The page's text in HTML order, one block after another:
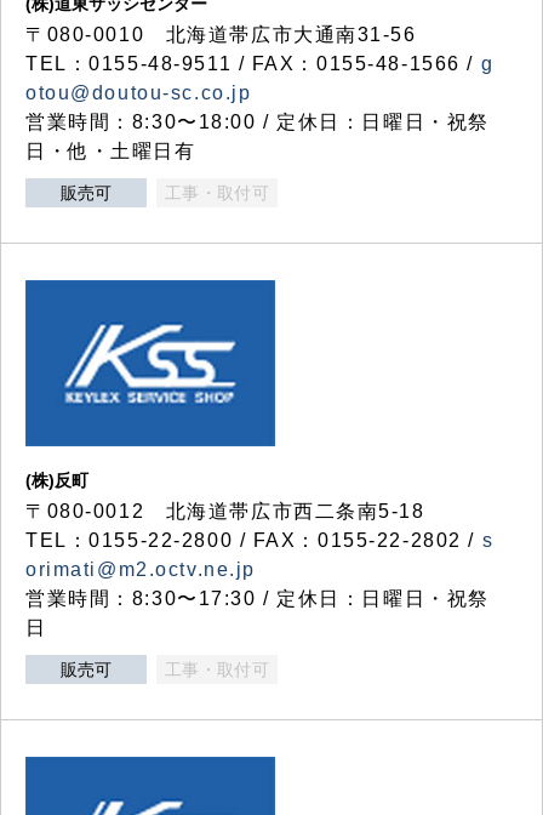
〒080-0010 北海道帯広市大通南31-56
TEL：0155-48-9511 / FAX：0155-48-1566 / g
otou@doutou-sc.co.jp
営業時間：8:30〜18:00 / 定休日：日曜日・祝祭
日・他・土曜日有
販売可 工事・取付可
(株)反町
〒080-0012 北海道帯広市西二条南5-18
TEL：0155-22-2800 / FAX：0155-22-2802 / s
orimati@m2.octv.ne.jp
営業時間：8:30〜17:30 / 定休日：日曜日・祝祭
日
販売可 工事・取付可